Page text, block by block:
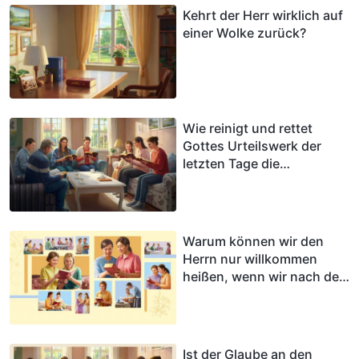
Kehrt der Herr wirklich auf
einer Wolke zurück?
Wie reinigt und rettet
Gottes Urteilswerk der
letzten Tage die
Warum können wir den
Herrn nur willkommen
heißen, wenn wir nach der
Ist der Glaube an den